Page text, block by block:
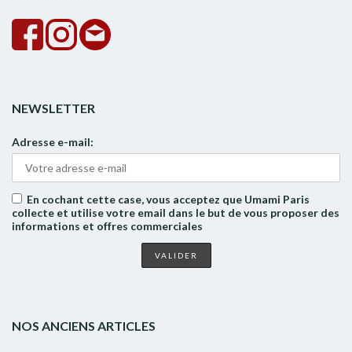
NEWSLETTER
Adresse e-mail:
En cochant cette case, vous acceptez que Umami Paris
collecte et utilise votre email dans le but de vous proposer des
informations et offres commerciales
NOS ANCIENS ARTICLES